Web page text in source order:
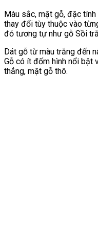
Màu sắc, mặt gỗ, đặc
thay đổi tùy thuộc vào
đỏ tương tự như gỗ Sồi
Dát gỗ từ màu trắng đến
Gỗ có ít đốm hình nổi bật
thẳng, mặt gỗ thô.